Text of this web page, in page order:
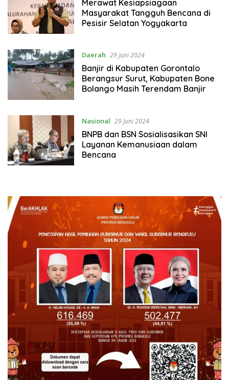
Merawat Kesiapsiagaan
Masyarakat Tangguh Bencana di
Pesisir Selatan Yogyakarta
Daerah 29 Juni 2024
Banjir di Kabupaten Gorontalo
Berangsur Surut, Kabupaten Bone
Bolango Masih Terendam Banjir
Nasional 29 Juni 2024
BNPB dan BSN Sosialisasikan SNI
Layanan Kemanusiaan dalam
Bencana